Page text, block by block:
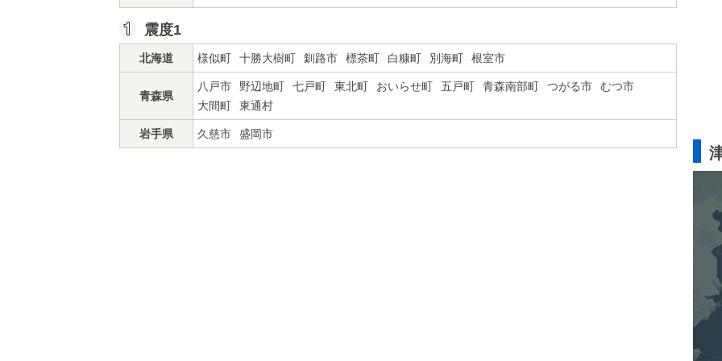
震度1
北海道 様似町 十勝大樹町 釧路市 標茶町 白糠町 別海町 根室市
青森県
八戸市 野辺地町 七戸町 東北町 おいらせ町 五戸町 青森南部町 つがる市
むつ市
大間町
東通村
岩手県 久慈市 盛岡市